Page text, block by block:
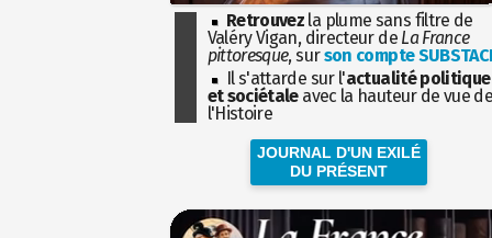
Retrouvez la plume sans filtre de
Valéry Vigan, directeur de La France
pittoresque, surson compte
Il s'attarde sur l'actualité politique
et sociétaleavec la hauteur de vue
l'Histoire
JOURNAL D'UN EXILÉ
DU PRÉSENT